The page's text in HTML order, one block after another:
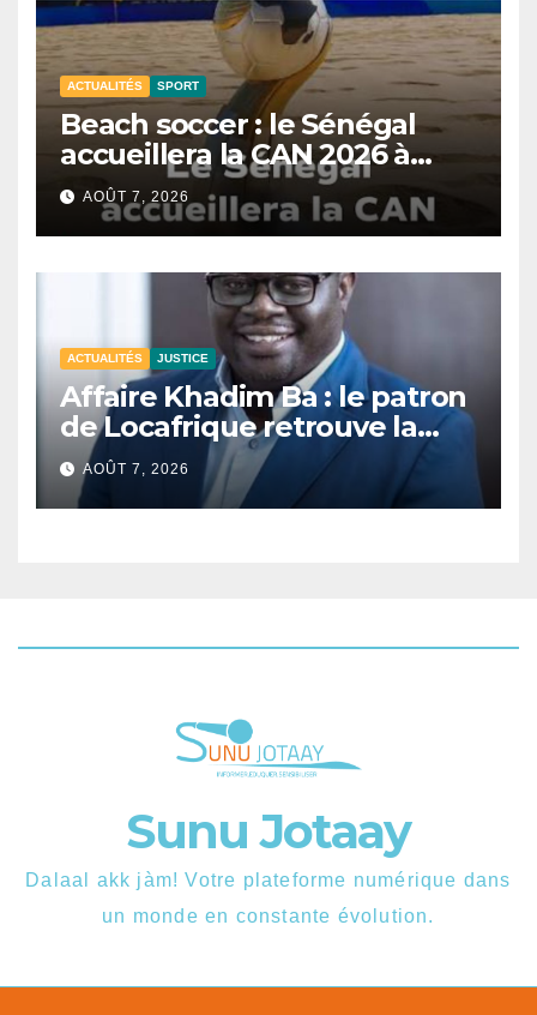
ACTUALITÉS SPORT
Beach soccer : le Sénégal
accueillera la CAN 2026 à
Dakar.
AOÛT 7, 2026
ACTUALITÉS JUSTICE
Affaire Khadim Ba : le patron
de Locafrique retrouve la
liberté.
AOÛT 7, 2026
Sunu Jotaay
Dalaal akk jàm! Votre plateforme numérique dans
un monde en constante évolution.